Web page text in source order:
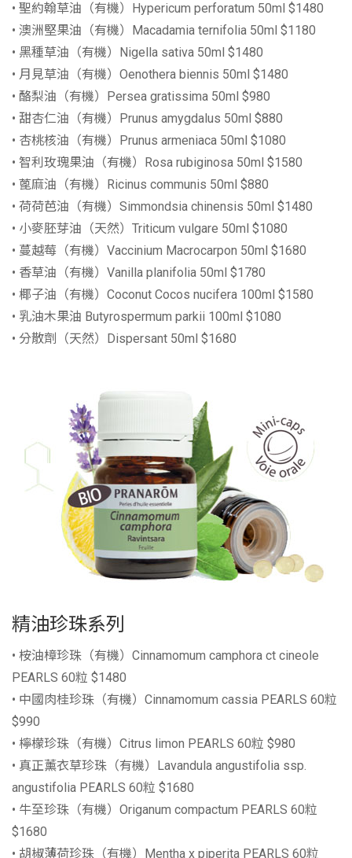
• 聖約翰草油（有機）Hypericum perforatum 50ml $1480
• 澳洲堅果油（有機）Macadamia ternifolia 50ml $1180
• 黑種草油（有機）Nigella sativa 50ml $1480
• 月見草油（有機）Oenothera biennis 50ml $1480
• 酪梨油（有機）Persea gratissima 50ml $980
• 甜杏仁油（有機）Prunus amygdalus 50ml $880
• 杏桃核油（有機）Prunus armeniaca 50ml $1080
• 智利玫瑰果油（有機）Rosa rubiginosa 50ml $1580
• 蓖麻油（有機）Ricinus communis 50ml $880
• 荷荷芭油（有機）Simmondsia chinensis 50ml $1480
• 小麥胚芽油（天然）Triticum vulgare 50ml $1080
• 蔓越莓（有機）Vaccinium Macrocarpon 50ml $1680
• 香草油（有機）Vanilla planifolia 50ml $1780
• 椰子油（有機）Coconut Cocos nucifera 100ml $1580
• 乳油木果油 Butyrospermum parkii 100ml $1080
• 分散劑（天然）Dispersant 50ml $1680
精油珍珠系列
• 桉油樟珍珠（有機）Cinnamomum camphora ct cineole
PEARLS 60粒 $1480
• 中國肉桂珍珠（有機）Cinnamomum cassia PEARLS 60粒
$990
• 檸檬珍珠（有機）Citrus limon PEARLS 60粒 $980
• 真正薰衣草珍珠（有機）Lavandula angustifolia ssp.
angustifolia PEARLS 60粒 $1680
• 牛至珍珠（有機）Origanum compactum PEARLS 60粒
$1680
• 胡椒薄荷珍珠（有機）Mentha x piperita PEARLS 60粒